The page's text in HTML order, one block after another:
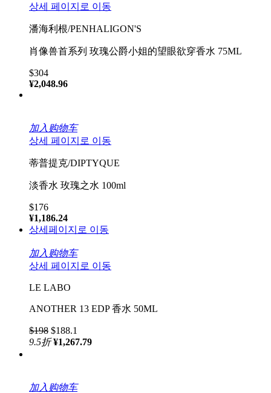
상세 페이지로 이동
潘海利根/PENHALIGON'S
肖像兽首系列 玫瑰公爵小姐的望眼欲穿香水 75ML
$304
¥2,048.96
加入购物车
상세 페이지로 이동
蒂普提克/DIPTYQUE
淡香水 玫瑰之水 100ml
$176
¥1,186.24
상세페이지로 이동
加入购物车
상세 페이지로 이동
LE LABO
ANOTHER 13 EDP 香水 50ML
$198 $188.1
9.5折 ¥1,267.79
加入购物车